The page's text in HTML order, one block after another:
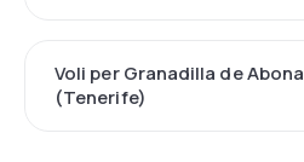
Voli per Granadilla de Abona
(Tenerife)